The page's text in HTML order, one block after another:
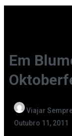
Em
Viajar
Outubro 11, 2011